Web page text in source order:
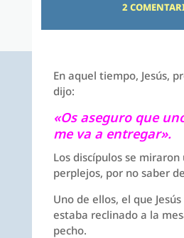
2
En aquel tiempo, Jesús,
dijo:
«Os aseguro que
me va a entregar».
Los discípulos se miraron
perplejos, por no saber
Uno de ellos, el que
estaba reclinado a la
pecho.